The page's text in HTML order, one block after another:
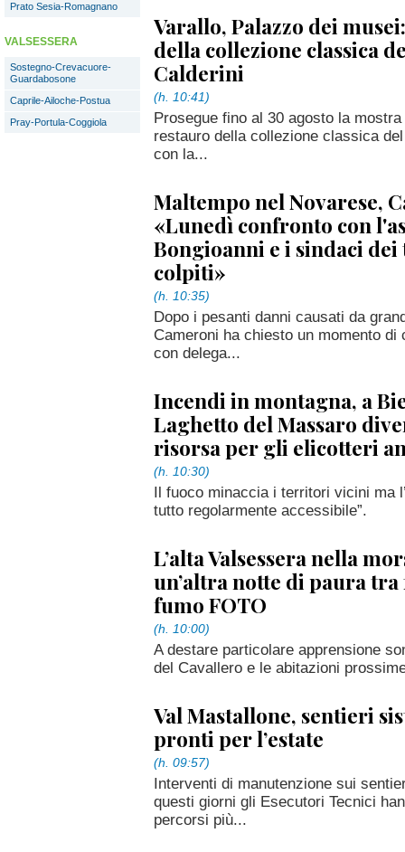
Prato Sesia-Romagnano
VALSESSERA
Sostegno-Crevacuore-
Guardabosone
Caprile-Ailoche-Postua
Pray-Portula-Coggiola
Varallo, Palazzo dei
della collezione classica
Calderini
(h. 10:41)
Prosegue fino al 30 agosto la
restauro della collezione classica
con la...
Maltempo nel Novarese,
«Lunedì confronto con
Bongioanni e i sindaci
colpiti»
(h. 10:35)
Dopo i pesanti danni causati da
Cameroni ha chiesto un momento
con delega...
Incendi in montagna, a
Laghetto del Massaro
risorsa per gli elicotteri
(h. 10:30)
Il fuoco minaccia i territori vicini ma
tutto regolarmente accessibile”.
L’alta Valsessera nella
un’altra notte di paura
fumo FOTO
(h. 10:00)
A destare particolare apprensione
del Cavallero e le abitazioni
Val Mastallone, sentieri
pronti per l’estate
(h. 09:57)
Interventi di manutenzione sui
questi giorni gli Esecutori Tecnici
percorsi più...